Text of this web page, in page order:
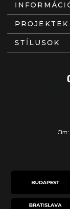
PROJEKTEK
STÍLUSOK